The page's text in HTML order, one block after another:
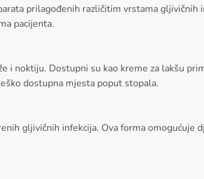
prilagođenih različitim vrstama gljivičnih
pacijenta.
i noktiju. Dostupni su kao kreme za lakšu
dostupna mjesta poput stopala.
gljivičnih infekcija. Ova forma omogućuje